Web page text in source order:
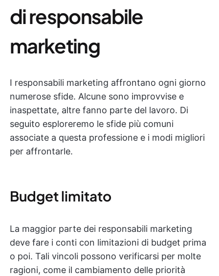
di responsabile
marketing
I responsabili marketing affrontano ogni giorno
numerose sfide. Alcune sono improvvise e
inaspettate, altre fanno parte del lavoro. Di
seguito esploreremo le sfide più comuni
associate a questa professione e i modi migliori
per affrontarle.
Budget limitato
La maggior parte dei responsabili marketing
deve fare i conti con limitazioni di budget prima
o poi. Tali vincoli possono verificarsi per molte
ragioni, come il cambiamento delle priorità